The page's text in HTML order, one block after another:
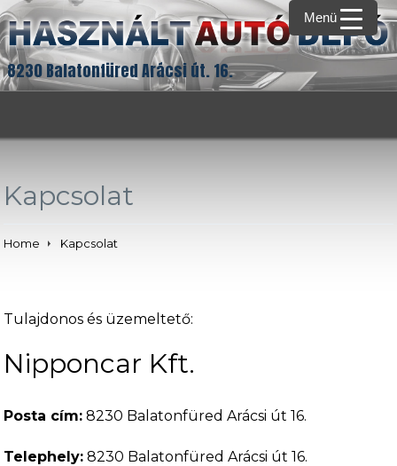
8230 Balatonfüred Arácsi út. 16.
Kapcsolat
Home Kapcsolat
Tulajdonos és üzemeltető:
Nipponcar Kft.
Posta cím: 8230 Balatonfüred Arácsi út 16.
Telephely: 8230 Balatonfüred Arácsi út 16.
Menü